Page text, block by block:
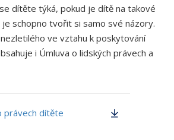
dítěte týká, pokud je dítě na takové
schopno tvořit si samo své názory.
ve vztahu k poskytování
i Úmluva o lidských právech a
právech dítěte